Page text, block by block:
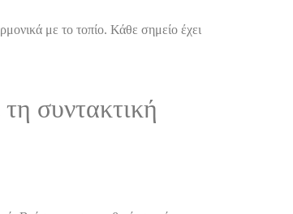
με το τοπίο. Κάθε σημείο έχει
συντακτική